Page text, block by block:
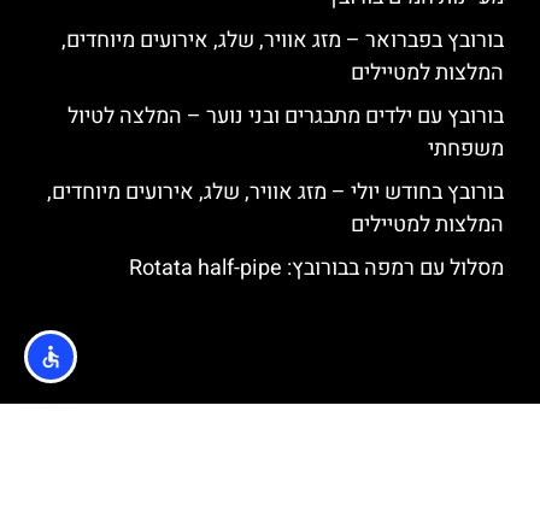
בורובץ בפברואר – מזג אוויר, שלג, אירועים מיוחדים,
המלצות למטיילים
בורובץ עם ילדים מתבגרים ובני נוער – המלצה לטיול
משפחתי
בורובץ בחודש יולי – מזג אוויר, שלג, אירועים מיוחדים,
המלצות למטיילים
מסלול עם רמפה בבורובץ: Rotata half-pipe